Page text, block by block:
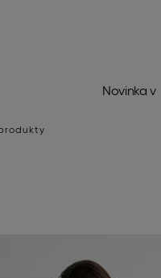
Novinka v